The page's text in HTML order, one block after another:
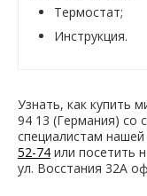
Термостат;
Инструкция.
Узнать, как купить
94 13 (Германия) со
специалистам
52-74 или посетить
ул. Восстания 32А